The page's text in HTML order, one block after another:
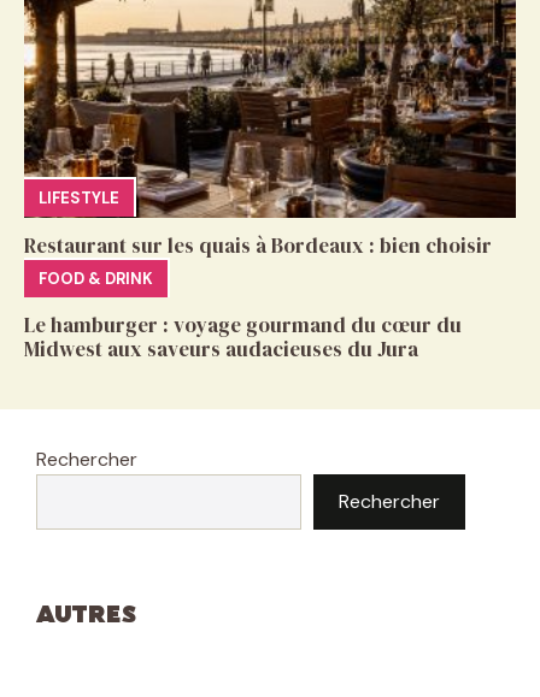
LIFESTYLE
Restaurant sur les quais à Bordeaux : bien choisir
FOOD & DRINK
Le hamburger : voyage gourmand du cœur du
Midwest aux saveurs audacieuses du Jura
Rechercher
Rechercher
Autres